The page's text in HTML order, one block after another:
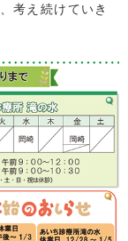
考え続けていき